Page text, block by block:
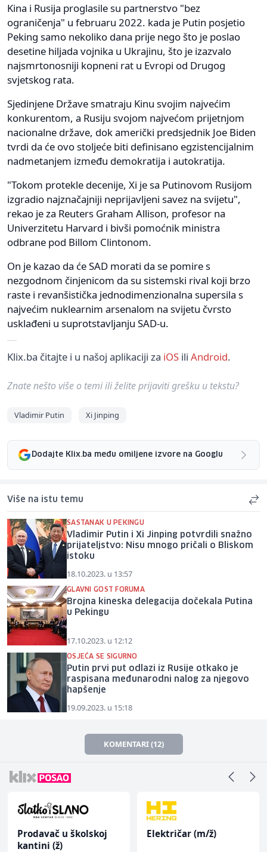
Kina i Rusija proglasile su partnerstvo "bez
ograničenja" u februaru 2022. kada je Putin posjetio
Peking samo nekoliko dana prije nego što je poslao
desetine hiljada vojnika u Ukrajinu, što je izazvalo
najsmrtonosniji kopneni rat u Evropi od Drugog
svjetskog rata.
Sjedinjene Države smatraju Kinu svojim najvećim
konkurentom, a Rusiju svojom najvećom prijetnjom
nacionalne države, dok američki predsjednik Joe Biden
tvrdi da će ovo stoljeće biti definisano egzistencijalnim
nadmetanjem između demokratija i autokratija.
"Tokom protekle decenije, Xi je sa Putinovom Rusijom
izgradio najznačajniji neprijavljeni savez na svijetu",
rekao je za Reuters Graham Allison, profesor na
Univerzitetu Harvard i bivši pomoćnik ministra
odbrane pod Billom Clintonom.
On je kazao da će SAD morati da se pomire s
nezgodnom činjenicom da su sistemski rival koji brzo
raste i revanšistička jednodimenzionalna supersila s
najvećim nuklearnim arsenalom na svijetu čvrsto
usklađeni u suprotstavljanju SAD-u.
Klix.ba čitajte i u našoj aplikaciji za iOS ili Android.
Znate nešto više o temi ili želite prijaviti grešku u tekstu?
Vladimir Putin Xi Jinping
Dodajte Klix.ba među omiljene izvore na Googlu
Više na istu temu
SASTANAK U PEKINGU
Vladimir Putin i Xi Jinping potvrdili snažno
prijateljstvo: Nisu mnogo pričali o Bliskom
istoku
18.10.2023. u 13:57
GLAVNI GOST FORUMA
Brojna kineska delegacija dočekala Putina
u Pekingu
17.10.2023. u 12:12
OSJEĆA SE SIGURNO
Putin prvi put odlazi iz Rusije otkako je
raspisana međunarodni nalog za njegovo
hapšenje
19.09.2023. u 15:18
KOMENTARI (12)
Prodavač u školskoj
kantini (ž)
Električar (m/ž)